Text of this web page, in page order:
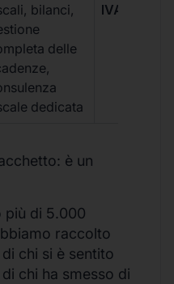
bilanci,
delle
dedicata
IVA/
è un
più di 5.000
raccolto
chi si è sentito
chi ha smesso di